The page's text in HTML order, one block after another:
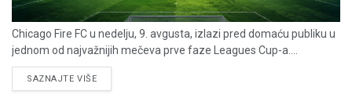
Chicago Fire FC u nedelju, 9. avgusta, izlazi pred domaću publiku u
jednom od najvažnijih mečeva prve faze Leagues Cup-a....
SAZNAJTE VIŠEDETAILS